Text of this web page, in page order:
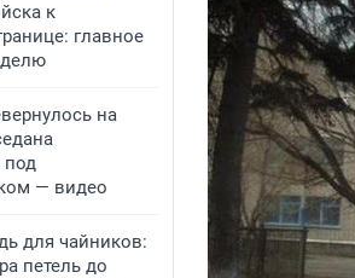
к
главное
на
под
— видео
для чайников:
петель до